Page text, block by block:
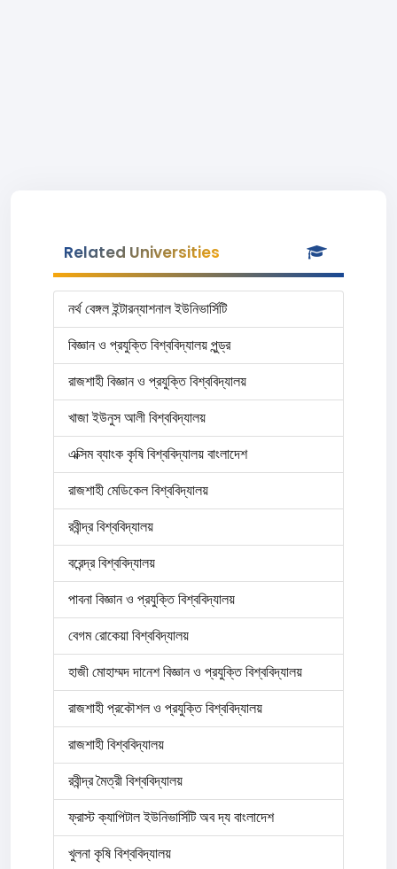
Related Universities
নর্থ বেঙ্গল ইন্টারন্যাশনাল ইউনিভার্সিটি
বিজ্ঞান ও প্রযুক্তি বিশ্ববিদ্যালয় পুন্ড্র
রাজশাহী বিজ্ঞান ও প্রযুক্তি বিশ্ববিদ্যালয়
খাজা ইউনুস আলী বিশ্ববিদ্যালয়
এক্সিম ব্যাংক কৃষি বিশ্ববিদ্যালয় বাংলাদেশ
রাজশাহী মেডিকেল বিশ্ববিদ্যালয়
রবীন্দ্র বিশ্ববিদ্যালয়
বরেন্দ্র বিশ্ববিদ্যালয়
পাবনা বিজ্ঞান ও প্রযুক্তি বিশ্ববিদ্যালয়
বেগম রোকেয়া বিশ্ববিদ্যালয়
হাজী মোহাম্মদ দানেশ বিজ্ঞান ও প্রযুক্তি বিশ্ববিদ্যালয়
রাজশাহী প্রকৌশল ও প্রযুক্তি বিশ্ববিদ্যালয়
রাজশাহী বিশ্ববিদ্যালয়
রবীন্দ্র মৈত্রী বিশ্ববিদ্যালয়
ফ্রাস্ট ক্যাপিটাল ইউনিভার্সিটি অব দ্য বাংলাদেশ
খুলনা কৃষি বিশ্ববিদ্যালয়